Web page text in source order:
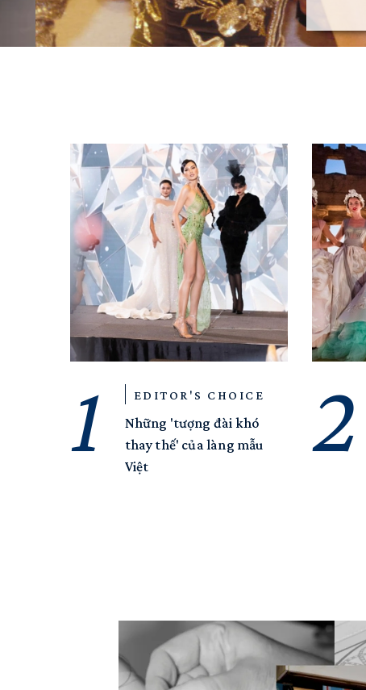
EDITOR'S CHOICE
Những 'tượng đài khó
thay thế' của làng mẫu
Việt